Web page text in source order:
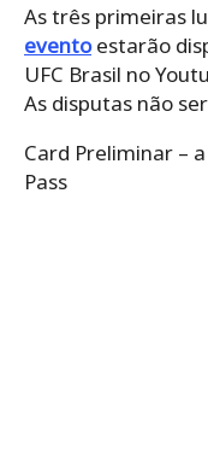
As três primeiras
eventoestarão
UFC Brasil no
As disputas não
Card Preliminar –
Pass